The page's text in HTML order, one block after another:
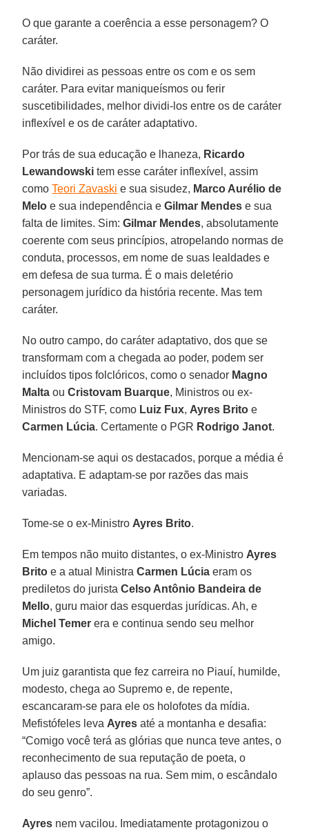
O que garante a coerência a esse personagem? O
caráter.
Não dividirei as pessoas entre os com e os sem
caráter. Para evitar maniqueísmos ou ferir
suscetibilidades, melhor dividi-los entre os de caráter
inflexível e os de caráter adaptativo.
Por trás de sua educação e lhaneza, Ricardo
Lewandowski tem esse caráter inflexível, assim
comoTeori Zavaski e sua sisudez, Marco Aurélio de
Melo e sua independência eGilmar Mendes e sua
falta de limites. Sim:Gilmar Mendes, absolutamente
coerente com seus princípios, atropelando normas de
conduta, processos, em nome de suas lealdades e
em defesa de sua turma. É o mais deletério
personagem jurídico da história recente. Mas tem
caráter.
No outro campo, do caráter adaptativo, dos que se
transformam com a chegada ao poder, podem ser
incluídos tipos folclóricos, como o senador Magno
Malta ouCristovam Buarque, Ministros ou ex-
Ministros do STF, como Luiz Fux, Ayres Brito e
Carmen Lúcia. Certamente o PGR Rodrigo Janot.
Mencionam-se aqui os destacados, porque a média é
adaptativa. E adaptam-se por razões das mais
variadas.
Tome-se o ex-Ministro Ayres Brito.
Em tempos não muito distantes, o ex-Ministro Ayres
Brito e a atual MinistraCarmen Lúcia eram os
prediletos do juristaCelso Antônio Bandeira de
Mello, guru maior das esquerdas jurídicas. Ah, e
Michel Temer era e continua sendo seu melhor
amigo.
Um juiz garantista que fez carreira no Piauí, humilde,
modesto, chega ao Supremo e, de repente,
escancaram-se para ele os holofotes da mídia.
Mefistófeles leva Ayres até a montanha e desafia:
“Comigo você terá as glórias que nunca teve antes, o
reconhecimento de sua reputação de poeta, o
aplauso das pessoas na rua. Sem mim, o escândalo
do seu genro”.
Ayres nem vacilou. Imediatamente protagonizou o